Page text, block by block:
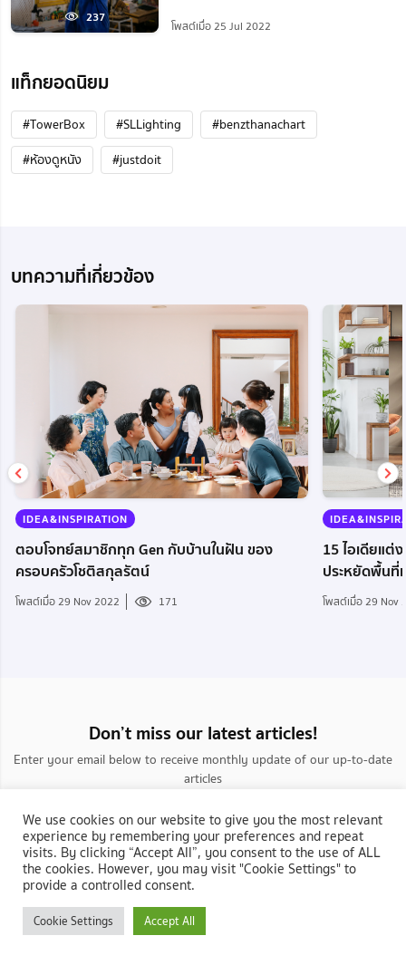
237
โพสต์เมื่อ 25 Jul 2022
แท็กยอดนิยม
#TowerBox #SLLighting
#benzthanachart
#ห้องดูหนัง
#justdoit
บทความที่เกี่ยวข้อง
IDEA&INSPIRATION
ตอบโจทย์สมาชิกทุก Gen กับบ้านในฝัน ของ
ครอบครัวโชติสกุลรัตน์
โพสต์เมื่อ 29 Nov 2022 171
15 ไอเดียแ
ประหยัดพื้นที่
โพสต์เมื่อ 29 Nov
Don’t miss our latest articles!
Enter your email below to receive monthly update of our up-to-date
articles
กลับสู่ NocNoc.com
We use cookies on our website to give you the most relevant
experience by remembering your preferences and repeat
visits. By clicking “Accept All”, you consent to the use of ALL
the cookies. However, you may visit "Cookie Settings" to
provide a controlled consent.
Cookie Settings Accept All